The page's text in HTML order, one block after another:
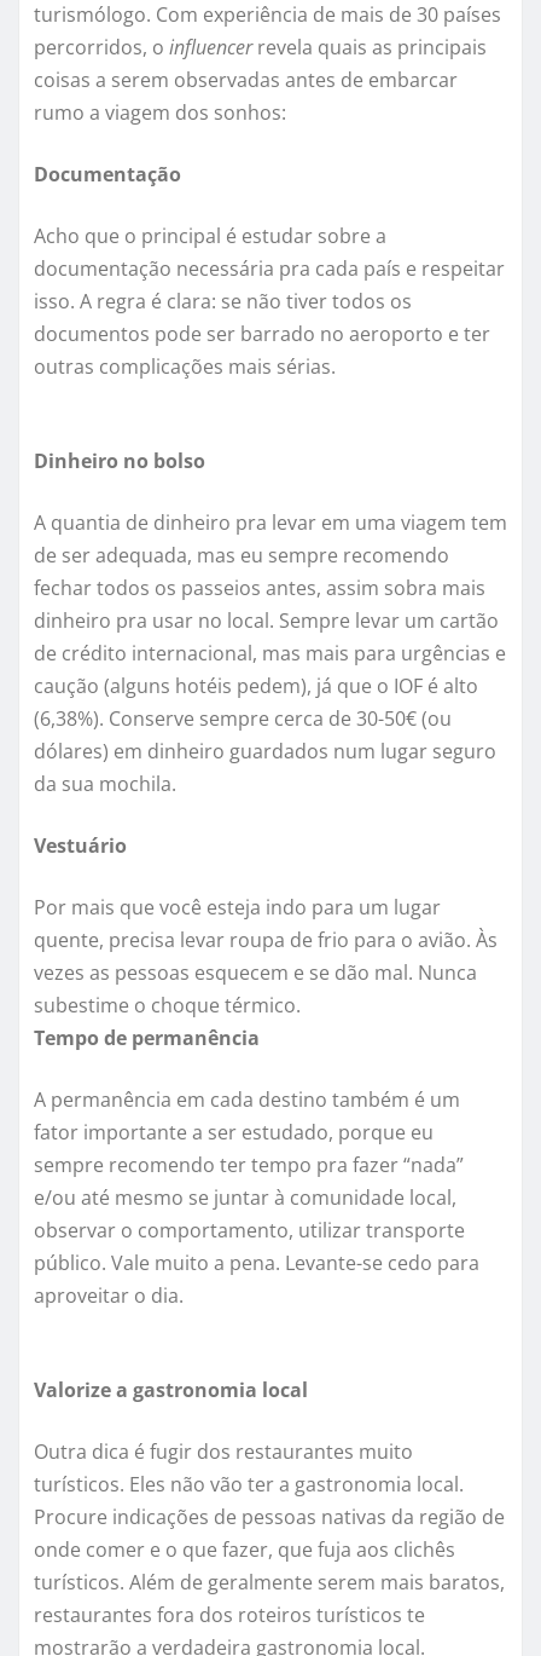
turismólogo. Com experiência de mais de 30 países
percorridos, o influencerrevela quais as principais
coisas a serem observadas antes de embarcar
rumo a viagem dos sonhos:
Documentação
Acho que o principal é estudar sobre a
documentação necessária pra cada país e respeitar
isso. A regra é clara: se não tiver todos os
documentos pode ser barrado no aeroporto e ter
outras complicações mais sérias.
Dinheiro no bolso
A quantia de dinheiro pra levar em uma viagem tem
de ser adequada, mas eu sempre recomendo
fechar todos os passeios antes, assim sobra mais
dinheiro pra usar no local. Sempre levar um cartão
de crédito internacional, mas mais para urgências e
caução (alguns hotéis pedem), já que o IOF é alto
(6,38%). Conserve sempre cerca de 30-50€ (ou
dólares) em dinheiro guardados num lugar seguro
da sua mochila.
Vestuário
Por mais que você esteja indo para um lugar
quente, precisa levar roupa de frio para o avião. Às
vezes as pessoas esquecem e se dão mal. Nunca
subestime o choque térmico.
Tempo de permanência
A permanência em cada destino também é um
fator importante a ser estudado, porque eu
sempre recomendo ter tempo pra fazer “nada”
e/ou até mesmo se juntar à comunidade local,
observar o comportamento, utilizar transporte
público. Vale muito a pena. Levante-se cedo para
aproveitar o dia.
Valorize a gastronomia local
Outra dica é fugir dos restaurantes muito
turísticos. Eles não vão ter a gastronomia local.
Procure indicações de pessoas nativas da região de
onde comer e o que fazer, que fuja aos clichês
turísticos. Além de geralmente serem mais baratos,
restaurantes fora dos roteiros turísticos te
mostrarão a verdadeira gastronomia local.